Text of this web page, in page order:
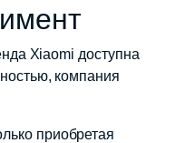
Xiaomi доступна
компания
приобретая